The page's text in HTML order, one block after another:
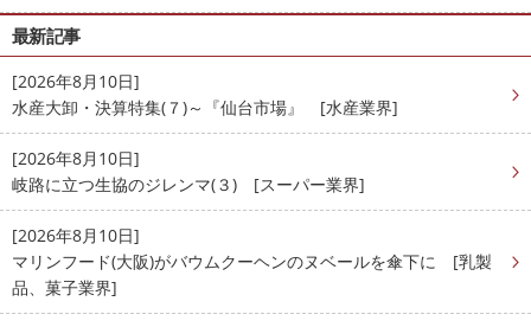
最新記事
[2026年8月10日]
水産大卸・決算特集(７)～『仙台市場』 [水産業界]
[2026年8月10日]
岐路に立つ生協のジレンマ(３) [スーパー業界]
[2026年8月10日]
マリンフード(大阪)がバウムクーヘンのヌベールを傘下に [乳製
品、菓子業界]